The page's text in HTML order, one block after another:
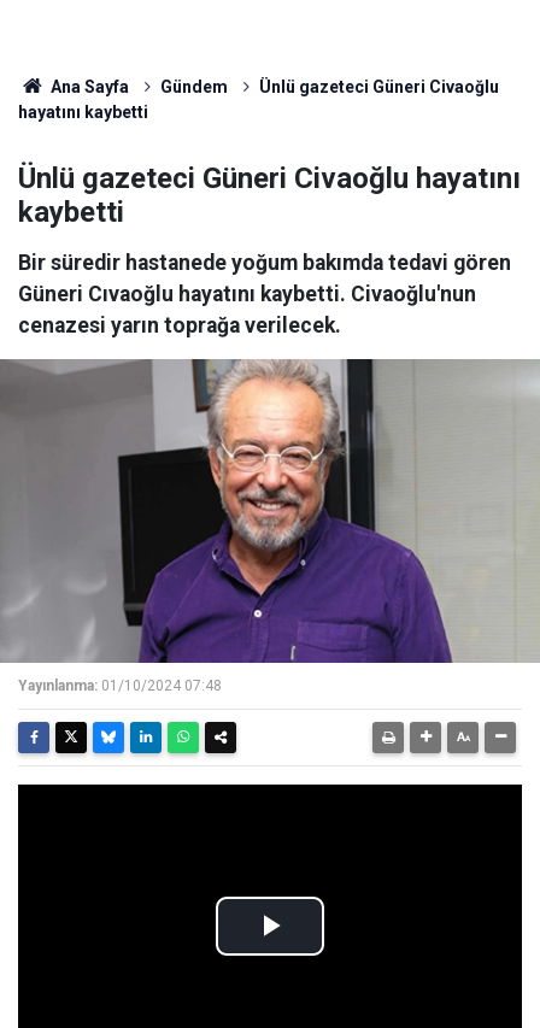
Ana Sayfa Gündem
Ünlü gazeteci Güneri Civaoğlu
hayatını kaybetti
Ünlü gazeteci Güneri Civaoğlu hayatını
kaybetti
Bir süredir hastanede yoğum bakımda tedavi gören
Güneri Cıvaoğlu hayatını kaybetti. Civaoğlu'nun
cenazesi yarın toprağa verilecek.
Yayınlanma: 01/10/2024 07:48